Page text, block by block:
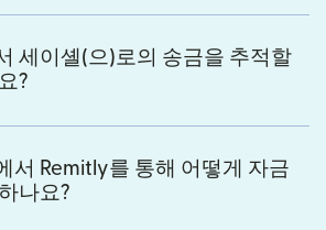
세이셸(으)로의 송금을 추적할
?
서 Remitly를 통해 어떻게 자금
나요?